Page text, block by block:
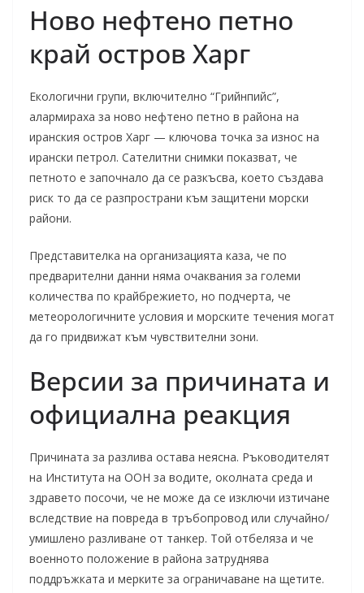
Ново нефтено петно
край остров Харг
Екологични групи, включително “Грийнпийс”,
алармираха за ново нефтено петно в района на
иранския остров Харг — ключова точка за износ на
ирански петрол. Сателитни снимки показват, че
петното е започнало да се разкъсва, което създава
риск то да се разпространи към защитени морски
райони.
Представителка на организацията каза, че по
предварителни данни няма очаквания за големи
количества по крайбрежието, но подчерта, че
метеорологичните условия и морските течения могат
да го придвижат към чувствителни зони.
Версии за причината и
официална реакция
Причината за разлива остава неясна. Ръководителят
на Института на ООН за водите, околната среда и
здравето посочи, че не може да се изключи изтичане
вследствие на повреда в тръбопровод или случайно/
умишлено разливане от танкер. Той отбеляза и че
военното положение в района затруднява
поддръжката и мерките за ограничаване на щетите.